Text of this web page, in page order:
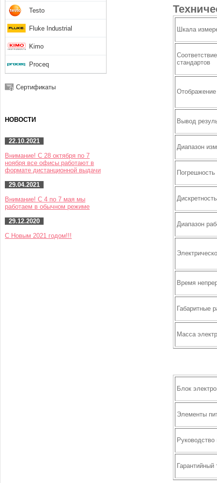
Шкала
стандартов
Отображение
Вывод
Диапазон
Диапазон
Время
Габаритные
Масса
Блок
Элементы
Руководство
Гарантийный
Testo
Fluke Industrial
Kimo
Proceq
Сертификаты
НОВОСТИ
22.10.2021
Внимание! С 28 октября по 7
ноября все офисы работают в
формате дистанционной выдачи
29.04.2021
Внимание! С 4 по 7 мая мы
работаем в обычном режиме
29.12.2020
С Новым 2021 годом!!!